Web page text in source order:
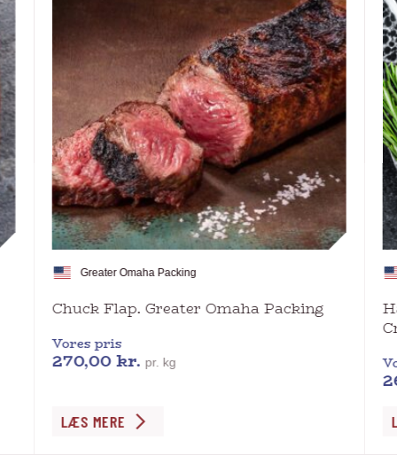
Greater Omaha Packing
Chuck Flap. Greater Omaha Packing
Vores pris
270,00kr. pr. kg
Dette
LÆS MERE